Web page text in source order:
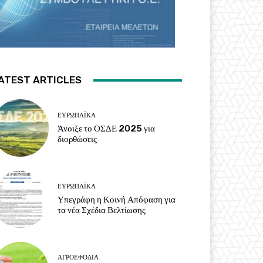
ARTICLES
ΕΥΡΩΠΑΪΚΆ
Άνοιξε το ΟΣΔΕ 2025 για
διορθώσεις
ΕΥΡΩΠΑΪΚΆ
Υπεγράφη η Κοινή Απόφαση για
τα νέα Σχέδια Βελτίωσης
ΑΓΡΟΕΦΌΔΙΑ